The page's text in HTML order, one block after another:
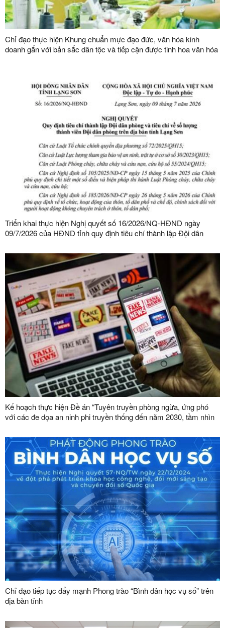
Chỉ đạo thực hiện Khung chuẩn mực đạo đức, văn hóa kinh
doanh gắn với bản sắc dân tộc và tiếp cận được tinh hoa văn hóa
Triển khai thực hiện Nghị quyết số 16/2026/NQ-HĐND ngày
09/7/2026 của HĐND tỉnh quy định tiêu chí thành lập Đội dân
bàn tỉnh
Kế hoạch thực hiện Đề án “Tuyên truyền phòng ngừa, ứng phó
với các đe dọa an ninh phi truyền thống đến năm 2030, tầm nhìn
Chỉ đạo tiếp tục đẩy mạnh Phong trào “Bình dân học vụ số” trên
địa bàn tỉnh